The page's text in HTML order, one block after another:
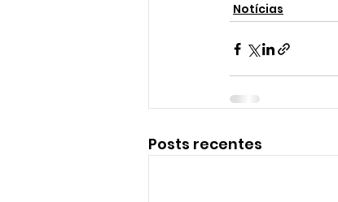
Notícias
Posts recentes